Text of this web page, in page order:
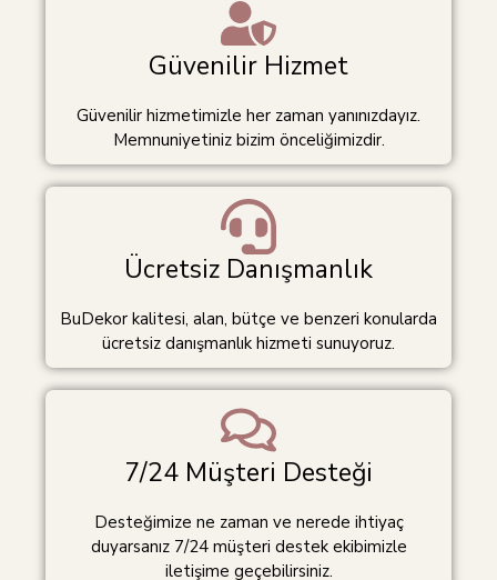
Güvenilir Hizmet
Güvenilir hizmetimizle her zaman yanınızdayız.
Memnuniyetiniz bizim önceliğimizdir.
Ücretsiz Danışmanlık
BuDekor kalitesi, alan, bütçe ve benzeri konularda
ücretsiz danışmanlık hizmeti sunuyoruz.
7/24 Müşteri Desteği
Desteğimize ne zaman ve nerede ihtiyaç
duyarsanız 7/24 müşteri destek ekibimizle
iletişime geçebilirsiniz.